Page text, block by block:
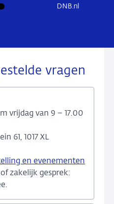
DNB.nl
vragen
vrijdag van 9 – 17.00
61, 1017 XL
en evenementen
zakelijk gesprek: